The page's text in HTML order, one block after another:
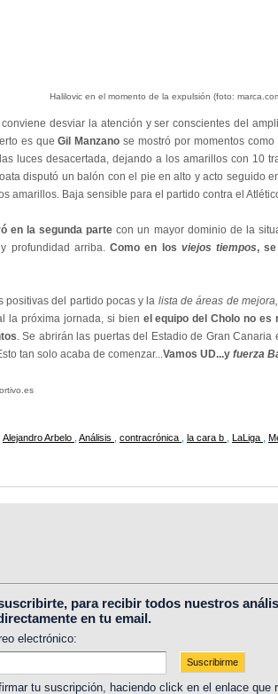
Halilovic en el momento de la expulsión (foto:
conviene desviar la atención y ser conscientes del
es queGil Manzanose mostró por momentos
luces desacertada, dejando a los amarillos con 10
disputó un balón con el pie en alto y acto seguido
amarillos. Baja sensible para el partido contra el
en la segunda parte con un mayor dominio de la
y profundidad arriba.Como en los viejos tiempos,
positivas del partido pocas y la lista de áreas de mejora,
la próxima jornada, si bien el equipo del Cholo no es
. Se abrirán las puertas del Estadio de Gran
tan solo acaba de comenzar...Vamos UD...y fuerza
Alejandro Arbelo Análisis contracrónica la cara b LaLiga
para recibir todos nuestros
en tu email.
electrónico:
tu suscripción, haciendo click en el enlace que